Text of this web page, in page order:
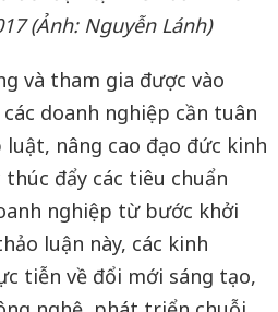
(Ảnh: Nguyễn Lánh)
và tham gia được vào
doanh nghiệp cần tuân
luật, nâng cao đạo đức kinh
đẩy các tiêu chuẩn
nghiệp từ bước khởi
luận này, các kinh
tiễn về đổi mới sáng tạo,